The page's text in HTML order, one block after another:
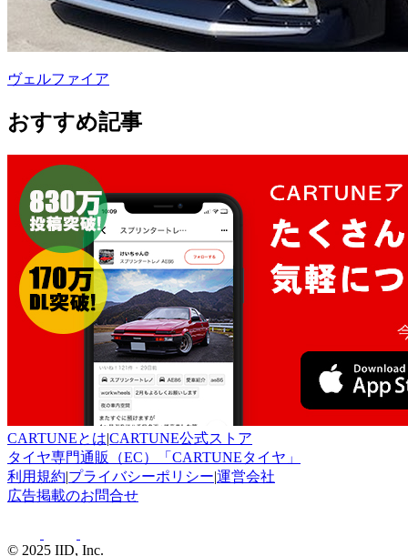
ヴェルファイア
おすすめ記事
CARTUNEとは|CARTUNE公式ストア
タイヤ専門通販（EC）「CARTUNEタイヤ」
利用規約|プライバシーポリシー|運営会社
広告掲載のお問合せ
© 2025 IID, Inc.